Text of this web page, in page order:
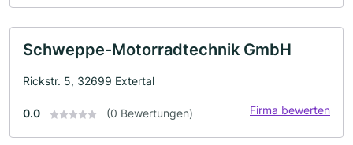
Schweppe-Motorradtechnik GmbH
Rickstr. 5, 32699 Extertal
0.0 (0 Bewertungen) Firma bewerten